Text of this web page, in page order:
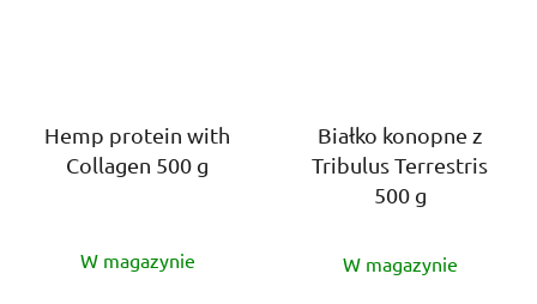
Hemp protein with
Collagen 500 g
ocena
W magazynie
Białko konopne z
Tribulus Terrestris
500 g
ocena
W magazynie